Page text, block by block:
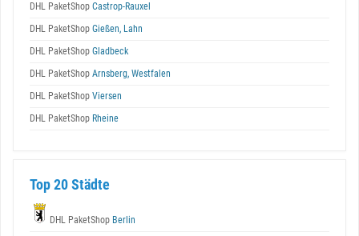
DHL PaketShop Castrop-Rauxel
DHL PaketShop Gießen, Lahn
DHL PaketShop Gladbeck
DHL PaketShop Arnsberg, Westfalen
DHL PaketShop Viersen
DHL PaketShop Rheine
Top 20 Städte
DHL PaketShop Berlin